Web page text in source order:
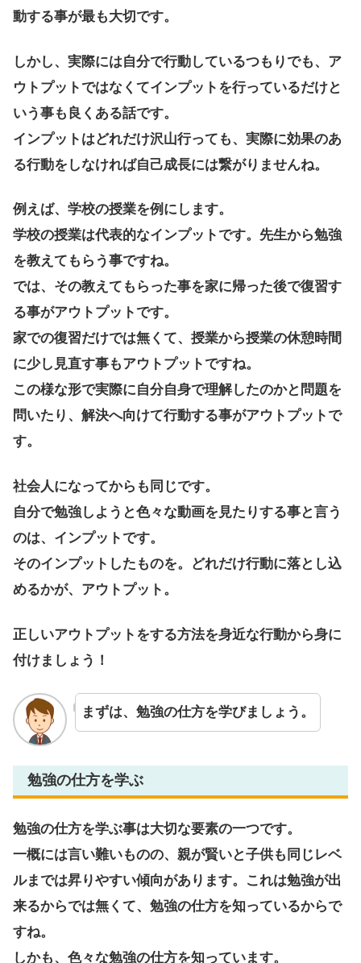
動する事が最も大切です。
しかし、実際には自分で行動しているつもりでも、ア
ウトプットではなくてインプットを行っているだけと
いう事も良くある話です。
インプットはどれだけ沢山行っても、実際に効果のあ
る行動をしなければ自己成長には繋がりませんね。
例えば、学校の授業を例にします。
学校の授業は代表的なインプットです。先生から勉強
を教えてもらう事ですね。
では、その教えてもらった事を家に帰った後で復習す
る事がアウトプットです。
家での復習だけでは無くて、授業から授業の休憩時間
に少し見直す事もアウトプットですね。
この様な形で実際に自分自身で理解したのかと問題を
問いたり、解決へ向けて行動する事がアウトプットで
す。
社会人になってからも同じです。
自分で勉強しようと色々な動画を見たりする事と言う
のは、インプットです。
そのインプットしたものを。どれだけ行動に落とし込
めるかが、アウトプット。
正しいアウトプットをする方法を身近な行動から身に
付けましょう！
まずは、勉強の仕方を学びましょう。
勉強の仕方を学ぶ
勉強の仕方を学ぶ事は大切な要素の一つです。
一概には言い難いものの、親が賢いと子供も同じレベ
ルまでは昇りやすい傾向があります。これは勉強が出
来るからでは無くて、勉強の仕方を知っているからで
すね。
しかも、色々な勉強の仕方を知っています。